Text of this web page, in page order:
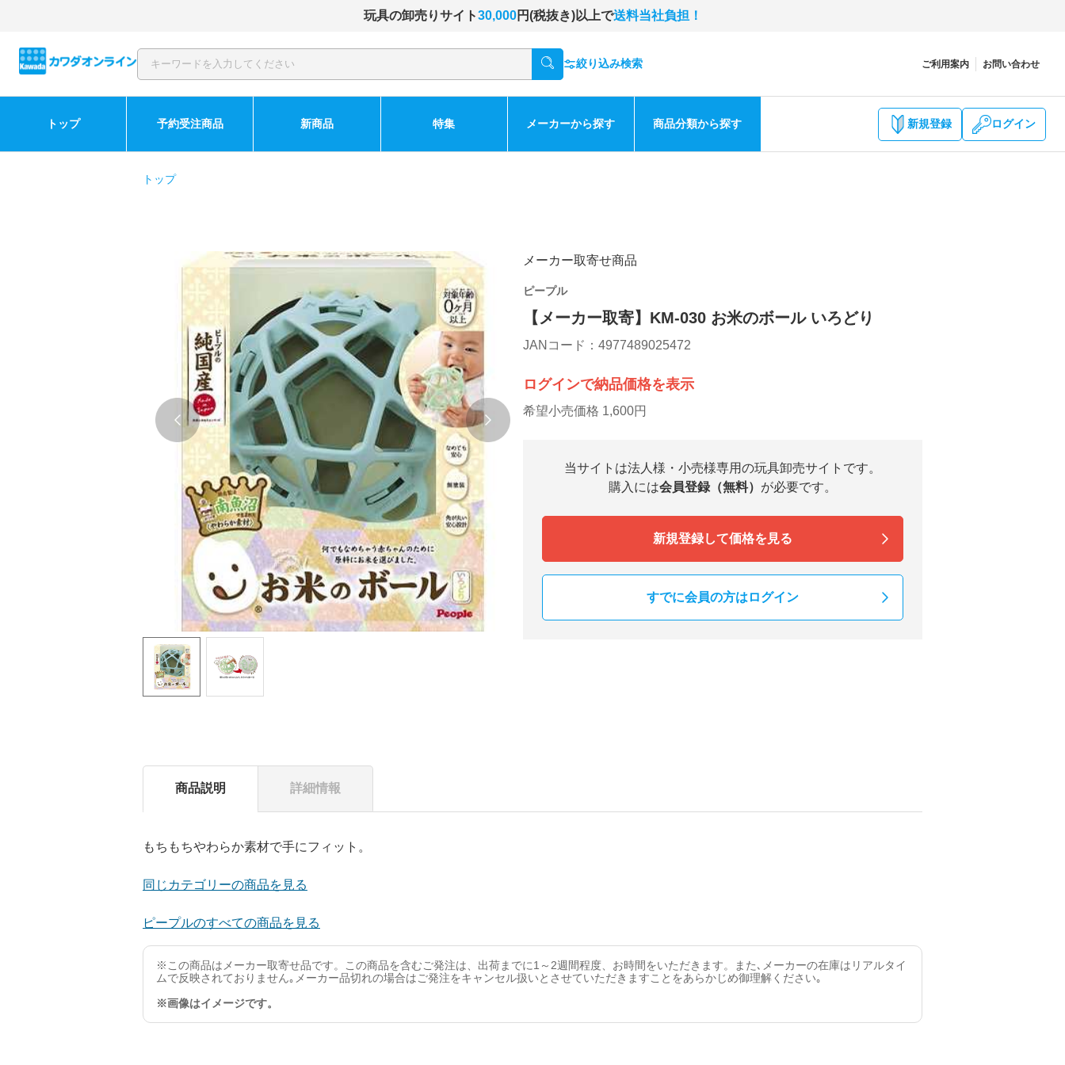
玩具の卸売りサイト30,000円(税抜き)以上で送料当社負担！
絞り込み検索 ご利用案内 お問い合わせ
トップ 予約受注商品 新商品 特集 メーカーから探す 商品分類から探す 新規登録 ログイン
トップ
メーカー取寄せ商品
ピープル
【メーカー取寄】KM-030 お米のボール いろどり
JANコード：4977489025472
ログインで納品価格を表示
希望小売価格 1,600円
当サイトは法人様・小売様専用の玩具卸売サイトです。
購入には会員登録（無料） が必要です。
新規登録して価格を見る
すでに会員の方はログイン
商品説明 詳細情報
もちもちやわらか素材で手にフィット。
同じカテゴリーの商品を見る
ピープルのすべての商品を見る
※この商品はメーカー取寄せ品です。この商品を含むご発注は、出荷までに1～2週間程度、お時間をいただきます。また､メーカーの在庫はリアルタイ
ムで反映されておりません｡メーカー品切れの場合はご発注をキャンセル扱いとさせていただきますことをあらかじめ御理解ください｡
※画像はイメージです。